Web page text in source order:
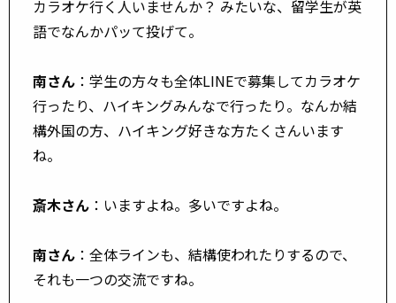
カラオケ行く人いませんか？ みたいな、留学生が英
語でなんかパッて投げて。
南さん ：学生の方々も全体LINEで募集してカラオケ
行ったり、ハイキングみんなで行ったり。なんか結
構外国の方、ハイキング好きな方たくさんいます
ね。
斎木さん ：いますよね。多いですよね。
南さん ：全体ラインも、結構使われたりするので、
それも一つの交流ですね。